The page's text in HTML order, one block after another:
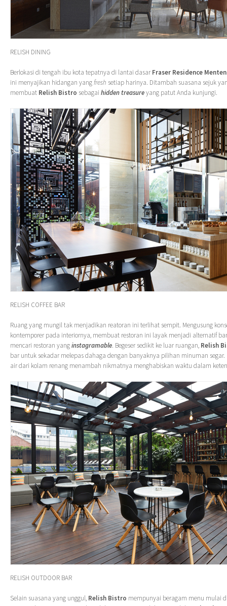
RELISH DINING
Berlokasi di tengah ibu kota tepatnya di lantai dasar Fraser Residence
ini menyajikan hidangan yangfresh setiap harinya. Ditambah suasana sejuk
membuat Relish Bistro sebagai hidden treasureyang patut Anda kunjungi.
RELISH COFFEE BAR
Ruang yang mungil tak menjadikan reatoran ini terlihat sempit. Mengusung
kontemporer pada interiornya, membuat restoran ini layak menjadi alternatif
mencari restoran yanginstagramable. Begeser sedikit ke luar ruangan, Relish
bar untuk sekadar melepas dahaga dengan banyaknya pilihan minuman segar.
air dari kolam renang menambah nikmatnya menghabiskan waktu dalam
RELISH OUTDOOR BAR
Selain suasana yang unggul, Relish Bistro mempunyai beragam menu mulai